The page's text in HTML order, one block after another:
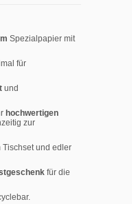
Spezialpapier mit
für
und
hochwertigen
zur
Tischset und edler
für die